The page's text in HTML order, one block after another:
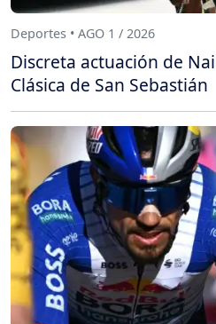
Deportes • AGO 1 / 2026
Discreta actuación de
Clásica de San Sebastián